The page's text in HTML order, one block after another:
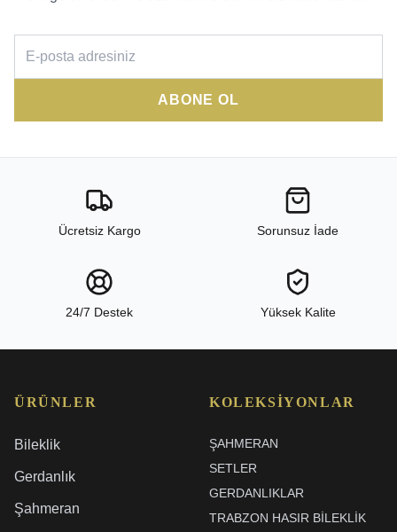
ABONE OL
Ücretsiz Kargo Sorunsuz İade
24/7 Destek Yüksek Kalite
ÜRÜNLER
Bileklik
Gerdanlık
Şahmeran
KOLEKSIYONLAR
ŞAHMERAN
SETLER
GERDANLIKLAR
TRABZON HASIR BILEKLIK